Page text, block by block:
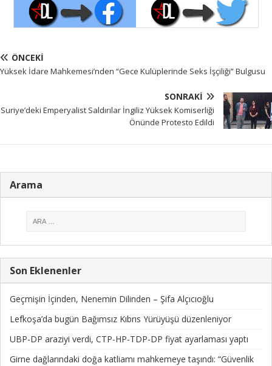
ÖNCEKI
Yüksek İdare Mahkemesi’nden “Gece Kulüplerinde Seks İşçiliği” Bulgusu
SONRAKI
Suriye’deki Emperyalist Saldırılar İngiliz Yüksek Komiserliği
Önünde Protesto Edildi
Arama
Son Eklenenler
Geçmişin İçinden, Nenemin Dilinden – Şifa Alçıcıoğlu
Lefkoşa’da bugün Bağımsız Kıbrıs Yürüyüşü düzenleniyor
UBP-DP araziyi verdi, CTP-HP-TDP-DP fiyat ayarlaması yaptı
Girne dağlarındaki doğa katliamı mahkemeye taşındı: “Güvenlik